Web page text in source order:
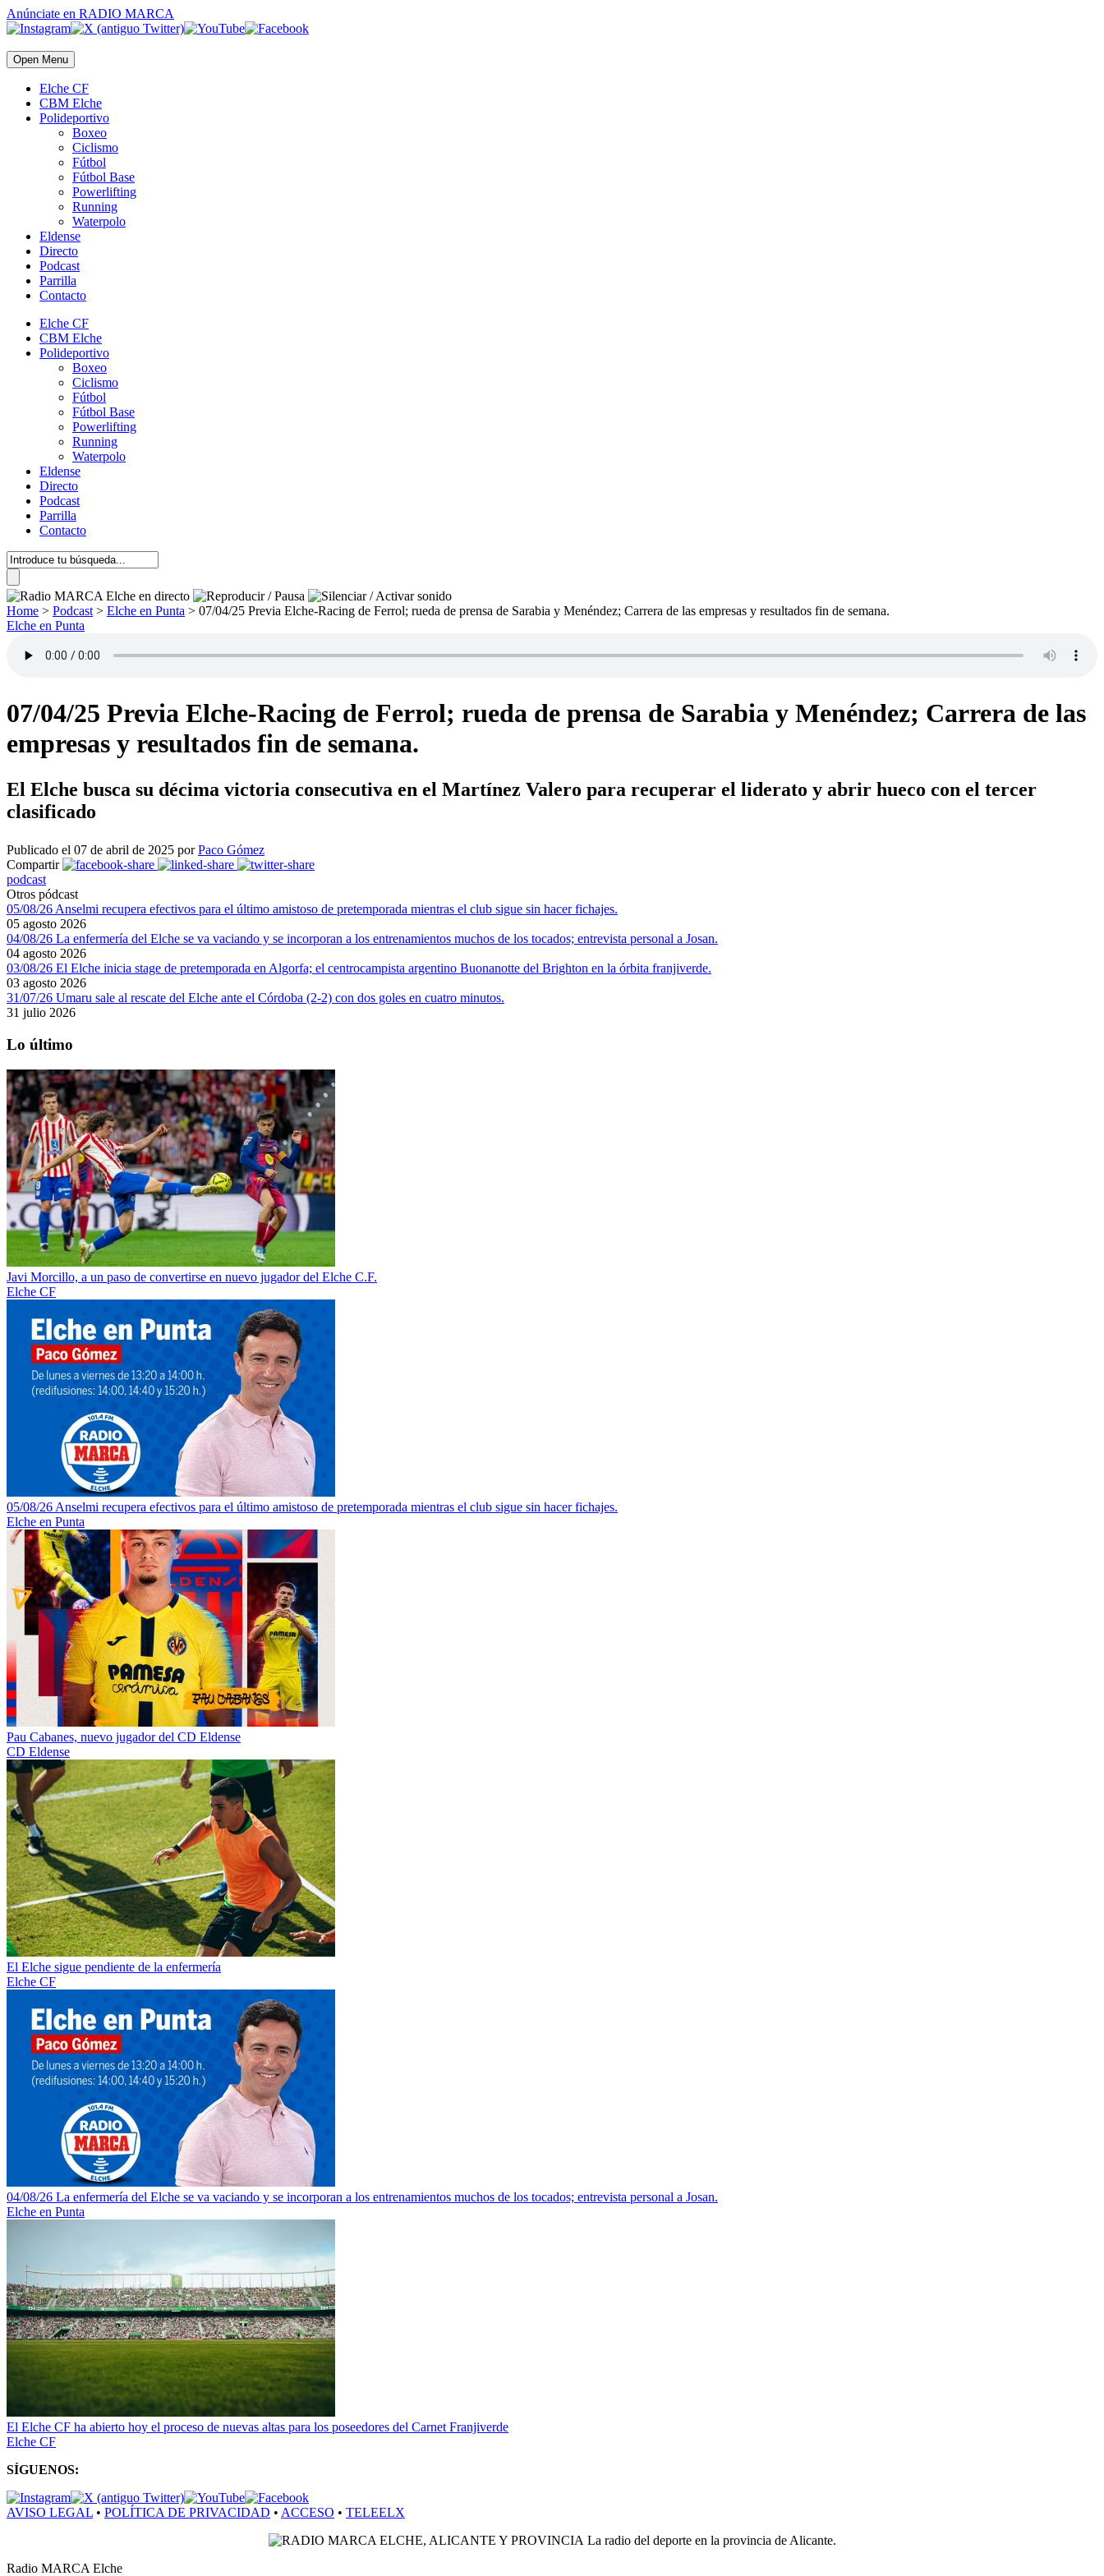
Anúnciate en RADIO MARCA
Open Menu
Elche CF
CBM Elche
Polideportivo
Boxeo
Ciclismo
Fútbol
Fútbol Base
Powerlifting
Running
Waterpolo
Eldense
Directo
Podcast
Parrilla
Contacto
Elche CF
CBM Elche
Polideportivo
Boxeo
Ciclismo
Fútbol
Fútbol Base
Powerlifting
Running
Waterpolo
Eldense
Directo
Podcast
Parrilla
Contacto
Home > Podcast > Elche en Punta > 07/04/25 Previa Elche-Racing de Ferrol; rueda de prensa de Sarabia y Menéndez; Carrera de las empresas y resultados fin de semana.
Elche en Punta
07/04/25 Previa Elche-Racing de Ferrol; rueda de prensa de Sarabia y Menéndez; Carrera de las
empresas y resultados fin de semana.
El Elche busca su décima victoria consecutiva en el Martínez Valero para recuperar el liderato y abrir hueco con el tercer
clasificado
Publicado el 07 de abril de 2025 porPaco Gómez
Compartir
podcast
Otros pódcast
05/08/26 Anselmi recupera efectivos para el último amistoso de pretemporada mientras el club sigue sin hacer fichajes.
05 agosto 2026
04/08/26 La enfermería del Elche se va vaciando y se incorporan a los entrenamientos muchos de los tocados; entrevista personal a Josan.
04 agosto 2026
03/08/26 El Elche inicia stage de pretemporada en Algorfa; el centrocampista argentino Buonanotte del Brighton en la órbita franjiverde.
03 agosto 2026
31/07/26 Umaru sale al rescate del Elche ante el Córdoba (2-2) con dos goles en cuatro minutos.
31 julio 2026
Lo último
Javi Morcillo, a un paso de convertirse en nuevo jugador del Elche C.F.
Elche CF
05/08/26 Anselmi recupera efectivos para el último amistoso de pretemporada mientras el club sigue sin hacer fichajes.
Elche en Punta
Pau Cabanes, nuevo jugador del CD Eldense
CD Eldense
El Elche sigue pendiente de la enfermería
Elche CF
04/08/26 La enfermería del Elche se va vaciando y se incorporan a los entrenamientos muchos de los tocados; entrevista personal a Josan.
Elche en Punta
El Elche CF ha abierto hoy el proceso de nuevas altas para los poseedores del Carnet Franjiverde
Elche CF
SÍGUENOS:
AVISO LEGAL • POLÍTICA DE PRIVACIDAD • ACCESO • TELEELX
La radio del deporte en la provincia de Alicante.
Radio MARCA Elche